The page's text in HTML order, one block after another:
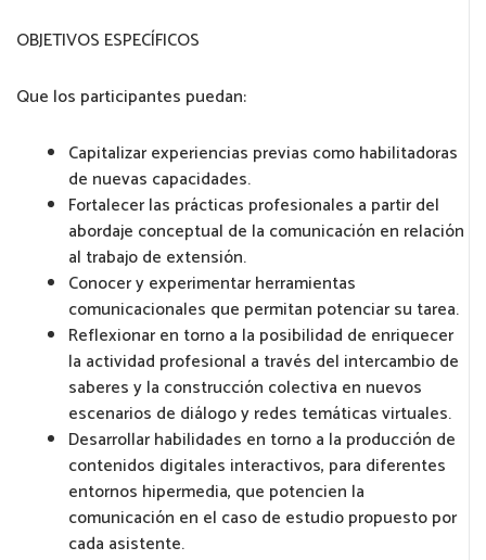
OBJETIVOS ESPECÍFICOS
Que los participantes puedan:
Capitalizar experiencias previas como habilitadoras
de nuevas capacidades.
Fortalecer las prácticas profesionales a partir del
abordaje conceptual de la comunicación en relación
al trabajo de extensión.
Conocer y experimentar herramientas
comunicacionales que permitan potenciar su tarea.
Reflexionar en torno a la posibilidad de enriquecer
la actividad profesional a través del intercambio de
saberes y la construcción colectiva en nuevos
escenarios de diálogo y redes temáticas virtuales.
Desarrollar habilidades en torno a la producción de
contenidos digitales interactivos, para diferentes
entornos hipermedia, que potencien la
comunicación en el caso de estudio propuesto por
cada asistente.